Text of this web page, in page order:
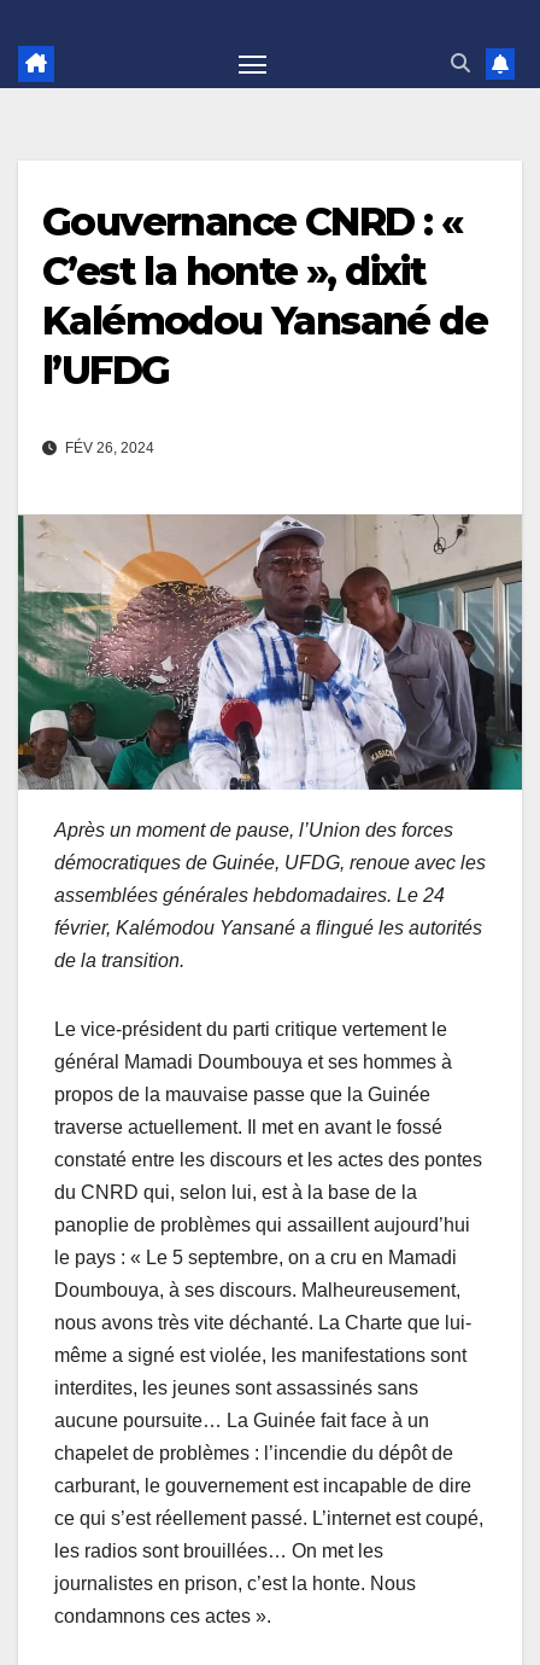
Gouvernance CNRD : «
C’est la honte », dixit
Kalémodou Yansané de
l’UFDG
FÉV 26, 2024
Après un moment de pause, l’Union des forces
démocratiques de Guinée, UFDG, renoue avec les
assemblées générales hebdomadaires. Le 24
février, Kalémodou Yansané a flingué les autorités
de la transition.
Le vice-président du parti critique vertement le
général Mamadi Doumbouya et ses hommes à
propos de la mauvaise passe que la Guinée
traverse actuellement. Il met en avant le fossé
constaté entre les discours et les actes des pontes
du CNRD qui, selon lui, est à la base de la
panoplie de problèmes qui assaillent aujourd’hui
le pays : « Le 5 septembre, on a cru en Mamadi
Doumbouya, à ses discours. Malheureusement,
nous avons très vite déchanté. La Charte que lui-
même a signé est violée, les manifestations sont
interdites, les jeunes sont assassinés sans
aucune poursuite… La Guinée fait face à un
chapelet de problèmes : l’incendie du dépôt de
carburant, le gouvernement est incapable de dire
ce qui s’est réellement passé. L’internet est coupé,
les radios sont brouillées… On met les
journalistes en prison, c’est la honte. Nous
condamnons ces actes ».